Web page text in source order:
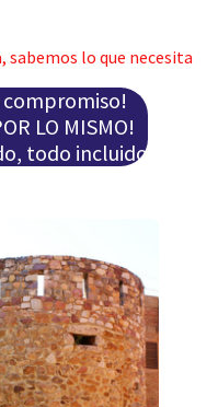
sabemos lo que necesita
compromiso!
LO MISMO!
todo incluido